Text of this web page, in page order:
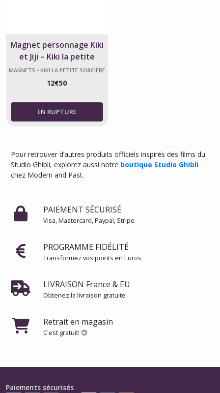
Magnet personnage Kiki
et Jiji – Kiki la petite
sorcière
MAGNETS - KIKI LA PETITE SORCIÈRE
12€50
Pour retrouver d’autres produits officiels inspirés des films du
Studio Ghibli, explorez aussi notre boutique Studio Ghibli
chez Modern and Past.
PAIEMENT SÉCURISÉ
Visa, Mastercard, Paypal, Stripe
PROGRAMME FIDÉLITÉ
Transformez vos points en Euros
LIVRAISON France & EU
Obtenez la livraison gratuite
Retrait en magasin
C'est gratuit! 😊
Paiements sécurisés